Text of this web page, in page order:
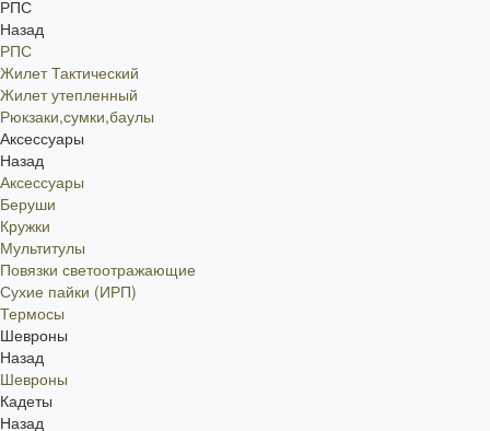
РПС
Назад
РПС
Жилет Тактический
Жилет утепленный
Рюкзаки,сумки,баулы
Аксессуары
Назад
Аксессуары
Беруши
Кружки
Мультитулы
Повязки светоотражающие
Сухие пайки (ИРП)
Термосы
Шевроны
Назад
Шевроны
Кадеты
Назад